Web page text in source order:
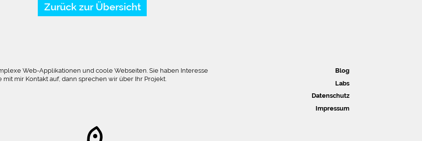
Zurück zur Übersicht
Web-Applikationen und coole Webseiten. Sie haben Interesse
mir Kontakt auf, dann sprechen wir über Ihr Projekt.
Blog
Labs
Datenschutz
Impressum